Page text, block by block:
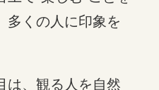
多くの人に印象を
は、観る人を自然